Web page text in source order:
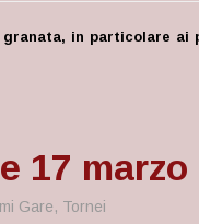
in particolare
17 marzo
Gare, Tornei